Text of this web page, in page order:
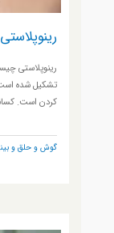
رینوپلاستی
تشکیل شده است.
کردن است.
گوش و حلق و